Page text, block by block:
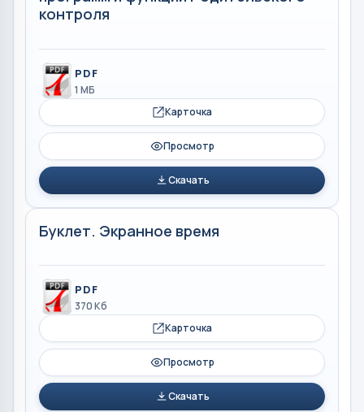
контроля
PDF
1 МБ
Карточка
Просмотр
Скачать
Буклет. Экранное время
PDF
370 Кб
Карточка
Просмотр
Скачать